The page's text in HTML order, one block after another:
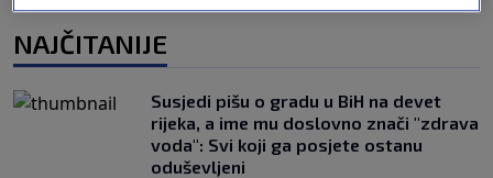
NAJČITANIJE
Susjedi pišu o gradu u BiH na devet
rijeka, a ime mu doslovno znači "zdrava
voda": Svi koji ga posjete ostanu
oduševljeni